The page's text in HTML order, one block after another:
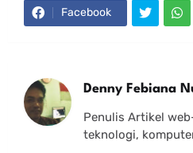
Facebook
Denny Febiana
Penulis Artikel
teknologi,